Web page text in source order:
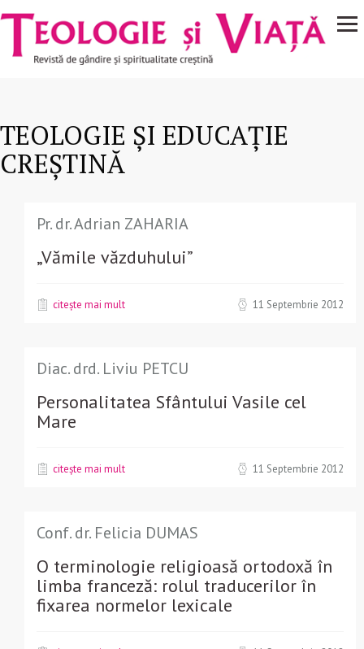
Mergi la conţinutul principal
Navigare
principală
TEOLOGIE ȘI EDUCAȚIE
CREȘTINĂ
Pr. dr. Adrian ZAHARIA
„Vămile văzduhului”
citește mai mult 11 Septembrie 2012
Diac. drd. Liviu PETCU
Personalitatea Sfântului Vasile cel
Mare
citește mai mult 11 Septembrie 2012
Conf. dr. Felicia DUMAS
O terminologie religioasă ortodoxă în
limba franceză: rolul traducerilor în
fixarea normelor lexicale